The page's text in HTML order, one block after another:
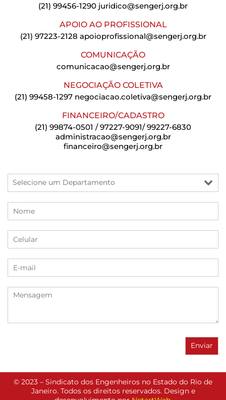
(21) 99456-1290 juridico@sengerj.org.br
APOIO AO PROFISSIONAL
(21) 97223-2128 apoioprofissional@sengerj.org.br
COMUNICAÇÃO
comunicacao@sengerj.org.br
NEGOCIAÇÃO COLETIVA
(21) 99458-1297 negociacao.coletiva@sengerj.org.br
FINANCEIRO/CADASTRO
(21) 99874-0501 / 97227-9091/ 99227-6830
administracao@sengerj.org.br
financeiro@sengerj.org.br
© 2023 – Sindicato dos Engenheiros no Estado do Rio de
Janeiro. Todos os direitos reservados. Design e